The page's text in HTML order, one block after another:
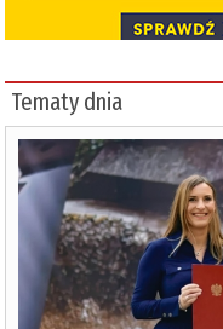
Tematy dnia